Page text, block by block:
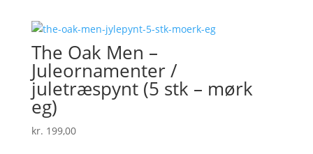
The Oak Men –
Juleornamenter /
juletræspynt (5 stk – mørk
eg)
kr. 199,00